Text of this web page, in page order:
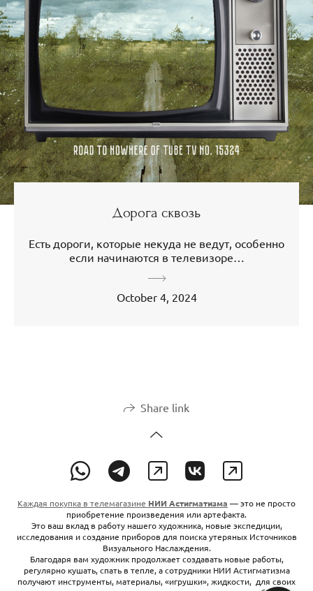
Дорога сквозь
Есть дороги, которые некуда не ведут, особенно
если начинаются в телевизоре…
October 4, 2024
Share link
Каждая покупка в телемагазине НИИ Астигматизма — это не просто
приобретение произведения или артефакта.
Это ваш вклад в работу нашего художника, новые экспедиции,
исследования и создание приборов для поиска утеряных Источников
Визуального Наслаждения.
Благодаря вам художник продолжает создавать новые работы,
регулярно кушать, спать в тепле, а сотрудники НИИ Астигматизма
получают инструменты, материалы, «игрушки», жидкости, для своих